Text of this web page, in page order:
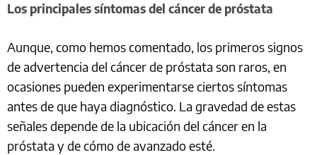
Los principales síntomas del cáncer de próstata
Aunque, como hemos comentado, los primeros signos
de advertencia del cáncer de próstata son raros, en
ocasiones pueden experimentarse ciertos síntomas
antes de que haya diagnóstico. La gravedad de estas
señales depende de la ubicación del cáncer en la
próstata y de cómo de avanzado esté.